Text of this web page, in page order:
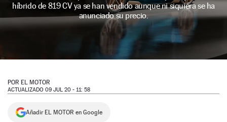
híbrido de 819 CV ya se han vendido aunque ni siquiera se ha
anunciado su precio.
POR EL MOTOR
ACTUALIZADO 09 JUL 20 - 11: 58
Añadir EL MOTOR en Google